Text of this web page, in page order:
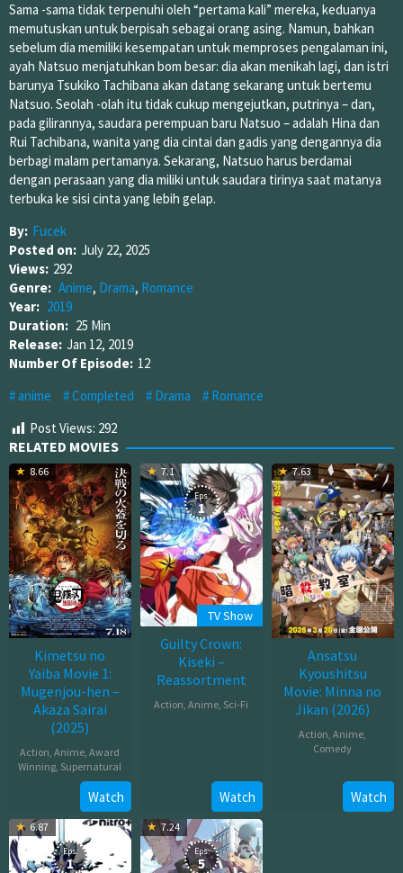
Sama -sama tidak terpenuhi oleh “pertama kali” mereka, keduanya
memutuskan untuk berpisah sebagai orang asing. Namun, bahkan
sebelum dia memiliki kesempatan untuk memproses pengalaman ini,
ayah Natsuo menjatuhkan bom besar: dia akan menikah lagi, dan istri
barunya Tsukiko Tachibana akan datang sekarang untuk bertemu
Natsuo. Seolah -olah itu tidak cukup mengejutkan, putrinya – dan,
pada gilirannya, saudara perempuan baru Natsuo – adalah Hina dan
Rui Tachibana, wanita yang dia cintai dan gadis yang dengannya dia
berbagi malam pertamanya. Sekarang, Natsuo harus berdamai
dengan perasaan yang dia miliki untuk saudara tirinya saat matanya
terbuka ke sisi cinta yang lebih gelap.
By: Fucek
Posted on: July 22, 2025
Views: 292
Genre: Anime, Drama, Romance
Year: 2019
Duration: 25 Min
Release: Jan 12, 2019
Number Of Episode: 12
anime
Completed Drama
Romance
Post Views: 292
RELATED MOVIES
8.66
Kimetsu no
Yaiba Movie 1:
Mugenjou-hen –
Akaza Sairai
(2025)
Action ,Anime ,Award
Winning Supernatural
18,
2025
Watch
7.1
Eps:
1
TV Show
Guilty Crown:
Kiseki –
Reassortment
Action,Anime, Sci-Fi
Watch
7.63
Ansatsu
Kyoushitsu
Movie: Minna no
Jikan (2026)
Action ,Anime
Comedy
Mar
2026
Watch
6.87
Eps:
1
7.24
Eps:
5